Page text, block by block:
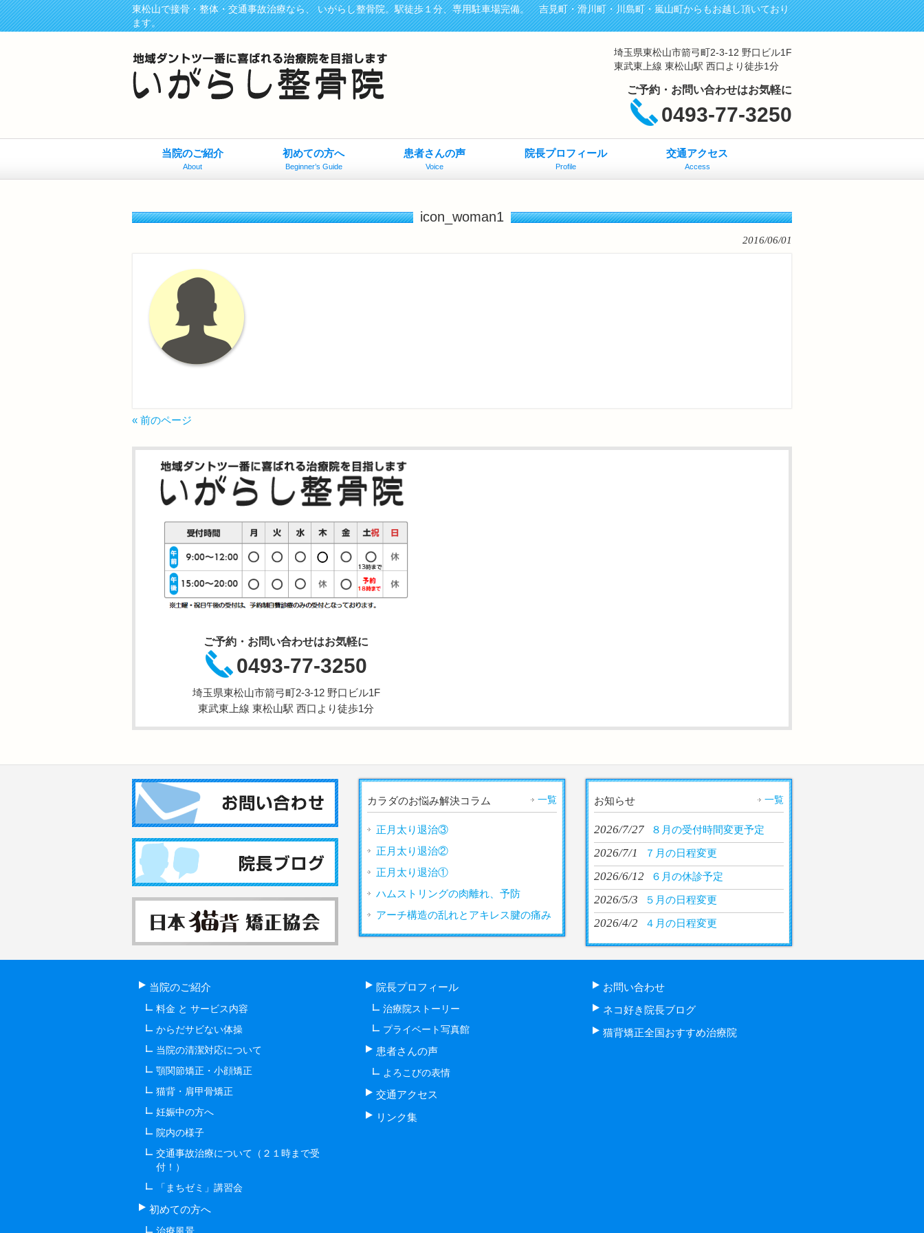
東松山で接骨・整体・交通事故治療なら、 いがらし整骨院。駅徒歩１分、専用駐車場完備。 吉見町・滑川町・川島町・嵐山町からもお越し頂いており
ます。
埼玉県東松山市箭弓町2-3-12 野口ビル1F
東武東上線 東松山駅 西口より徒歩1分
ご予約・お問い合わせはお気軽に
0493-77-3250
当院のご紹介
About
初めての方へ
Beginner’s Guide
患者さんの声
Voice
院長プロフィール
Profile
交通アクセス
Access
icon_woman1
2016/06/01
« 前のページ
ご予約・お問い合わせはお気軽に
0493-77-3250
埼玉県東松山市箭弓町2-3-12 野口ビル1F
東武東上線 東松山駅 西口より徒歩1分
カラダのお悩み解決コラム 一覧
正月太り退治③
正月太り退治②
正月太り退治①
ハムストリングの肉離れ、予防
アーチ構造の乱れとアキレス腱の痛み
お知らせ 一覧
2026/7/27 ８月の受付時間変更予定
2026/7/1 ７月の日程変更
2026/6/12 ６月の休診予定
2026/5/3 ５月の日程変更
2026/4/2 ４月の日程変更
当院のご紹介
料金 と サービス内容
からだサビない体操
当院の清潔対応について
顎関節矯正・小顔矯正
猫背・肩甲骨矯正
妊娠中の方へ
院内の様子
交通事故治療について（２１時まで受
付！）
「まちゼミ」講習会
初めての方へ
院長プロフィール
治療院ストーリー
プライベート写真館
患者さんの声
よろこびの表情
交通アクセス
リンク集
お問い合わせ
ネコ好き院長ブログ
猫背矯正全国おすすめ治療院